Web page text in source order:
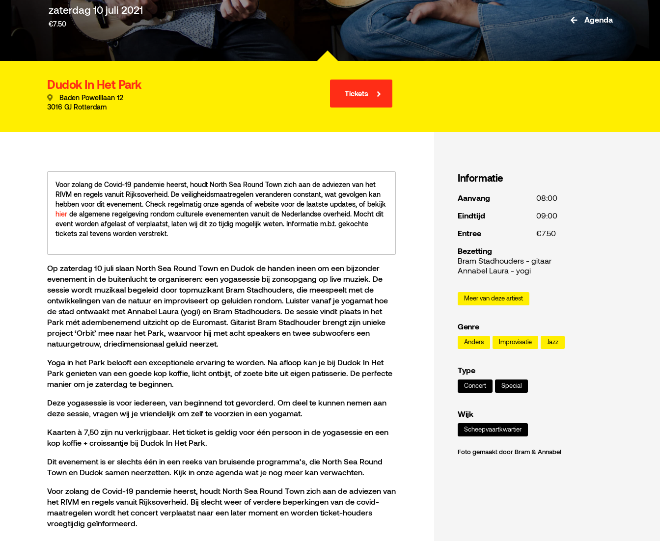
zaterdag 10 juli 2021
€7.50 Agenda
Dudok In Het Park
Baden Powelllaan 12
3016 GJ Rotterdam
Tickets
Voor zolang de Covid-19 pandemie heerst, houdt North Sea Round Town zich aan de adviezen van het
RIVM en regels vanuit Rijksoverheid. De veiligheidsmaatregelen veranderen constant, wat gevolgen kan
hebben voor dit evenement. Check regelmatig onze agenda of website voor de laatste updates, of bekijk
hier de algemene regelgeving rondom culturele evenementen vanuit de Nederlandse overheid. Mocht dit
event worden afgelast of verplaatst, laten wij dit zo tijdig mogelijk weten. Informatie m.b.t. gekochte
tickets zal tevens worden verstrekt.
Op zaterdag 10 juli slaan North Sea Round Town en Dudok de handen ineen om een bijzonder
evenement in de buitenlucht te organiseren: een yogasessie bij zonsopgang op live muziek. De
sessie wordt muzikaal begeleid door topmuzikant Bram Stadhouders, die meespeelt met de
ontwikkelingen van de natuur en improviseert op geluiden rondom. Luister vanaf je yogamat hoe
de stad ontwaakt met Annabel Laura (yogi) en Bram Stadhouders. De sessie vindt plaats in het
Park mét adembenemend uitzicht op de Euromast. Gitarist Bram Stadhouder brengt zijn unieke
project ‘Orbit’ mee naar het Park, waarvoor hij met acht speakers en twee subwoofers een
natuurgetrouw, driedimensionaal geluid neerzet.
Yoga in het Park belooft een exceptionele ervaring te worden. Na afloop kan je bij Dudok In Het
Park genieten van een goede kop koffie, licht ontbijt, of zoete bite uit eigen patisserie. De perfecte
manier om je zaterdag te beginnen.
Deze yogasessie is voor iedereen, van beginnend tot gevorderd. Om deel te kunnen nemen aan
deze sessie, vragen wij je vriendelijk om zelf te voorzien in een yogamat.
Kaarten à 7,50 zijn nu verkrijgbaar. Het ticket is geldig voor één persoon in de yogasessie en een
kop koffie + croissantje bij Dudok In Het Park.
Dit evenement is er slechts één in een reeks van bruisende programma’s, die North Sea Round
Town en Dudok samen neerzetten. Kijk in onze agenda wat je nog meer kan verwachten.
Voor zolang de Covid-19 pandemie heerst, houdt North Sea Round Town zich aan de adviezen van
het RIVM en regels vanuit Rijksoverheid. Bij slecht weer of verdere beperkingen van de covid-
maatregelen wordt het concert verplaatst naar een later moment en worden ticket-houders
vroegtijdig geïnformeerd.
Informatie
Aanvang
08:00
Eindtijd
09:00
Entree
€7.50
Bezetting
Bram Stadhouders - gitaar
Annabel Laura - yogi
Meer van deze artiest
Genre
Anders Improvisatie Jazz
Type
Concert Special
Wijk
Scheepvaartkwartier
Foto gemaakt door Bram & Annabel